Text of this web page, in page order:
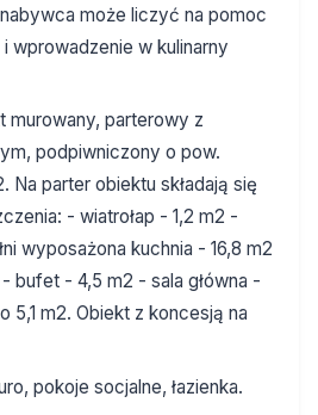
może liczyć na pomoc
wprowadzenie w kulinarny
murowany, parterowy z
podpiwniczony o pow.
Na parter obiektu składają się
- wiatrołap - 1,2 m2 -
wyposażona kuchnia - 16,8 m2
bufet - 4,5 m2 - sala główna -
5,1 m2. Obiekt z koncesją na
pokoje socjalne, łazienka.